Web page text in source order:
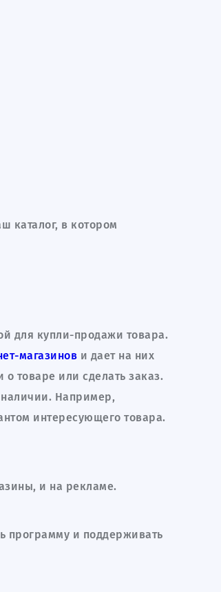
каталог, в котором
для купли-продажи товара.
магазинов и дает на них
товаре или сделать заказ.
наличии. Например,
интересующего товара.
и на рекламе.
программу и поддерживать
с новыми лотами